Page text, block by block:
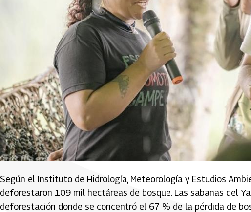
Según el Instituto de Hidrología, Meteorología y Estudios
deforestaron 109 mil hectáreas de bosque. Las sabanas del
deforestación donde se concentró el 67 % de la pérdida de